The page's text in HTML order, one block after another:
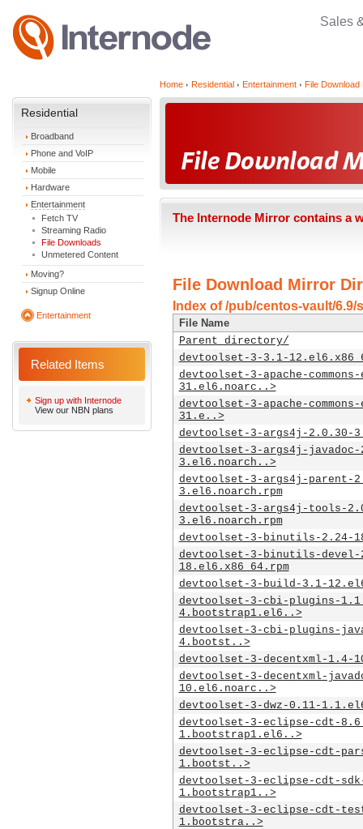
Sales
Residential
Broadband
Phone and VoIP
Mobile
Hardware
Entertainment
Fetch TV
Streaming Radio
File Downloads
Unmetered Content
Moving?
Signup Online
Entertainment
Related Items
Sign up with Internode
View our NBN plans
Home Residential Entertainment File Download
The Internode Mirror contains a
File Download Mirror
Index of /pub/centos-vault/
File Name
Parent directory/
devtoolset-3-3.1-
devtoolset-3-apache-
31.el6.noarc..>
devtoolset-3-apache-
31.e..>
devtoolset-3-args4j-2.0.30-
devtoolset-3-args4j-
3.el6.noarch..>
devtoolset-3-args4j-parent-
3.el6.noarch.rpm
devtoolset-3-args4j-tools-
3.el6.noarch.rpm
devtoolset-3-binutils-2.24-
devtoolset-3-binutils-devel-
18.el6.x86_64.rpm
devtoolset-3-build-3.1-
devtoolset-3-cbi-plugins-
4.bootstrap1.el6..>
devtoolset-3-cbi-plugins-
4.bootst..>
devtoolset-3-decentxml-1.4-
devtoolset-3-decentxml-
10.el6.noarc..>
devtoolset-3-dwz-0.11-
devtoolset-3-eclipse-cdt-
1.bootstrap1.el6..>
devtoolset-3-eclipse-cdt-
1.bootst..>
devtoolset-3-eclipse-cdt-
1.bootstrap1..>
devtoolset-3-eclipse-cdt-
1.bootstra..>